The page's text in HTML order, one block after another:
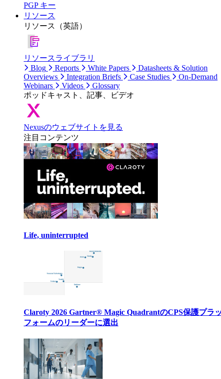
PGP キー
リソース
リソース（英語）
リソースライブラリ
Blog
Reports White Papers
Datasheets & Solution
Overviews
Integration Briefs Case Studies
On-Demand
Webinars
Videos
Glossary
ポッドキャスト、記事、ビデオ
Nexusのウェブサイトを見る
注目コンテンツ
Life, uninterrupted
Claroty 2026 Gartner® Magic QuadrantのCPS保護プラ
フォームのリーダーに選出